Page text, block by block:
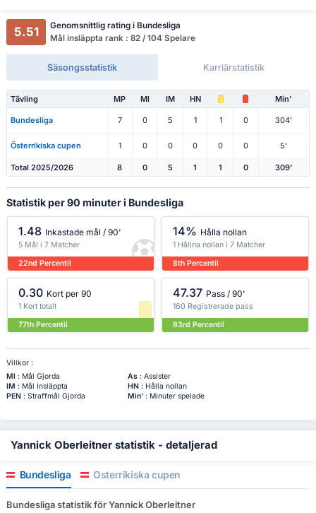
5.51
Genomsnittlig rating i Bundesliga
Mål insläppta rank : 82 / 104 Spelare
Säsongsstatistik Karriärstatistik
Tävling MP Ml IM HN Min'
Bundesliga 7 0 5 1 1 0 304'
Österrikiska cupen 1 0 0 0 0 0 5'
Total 2025/2026 8 0 5 1 1 0 309'
Statistik per 90 minuter i Bundesliga
1.48 Inkastade mål / 90'
5 Mål i 7 Matcher
22nd Percentil
14% Hålla nollan
1 Hållna nollan i 7 Matcher
8th Percentil
0.30 Kort per 90
1 Kort totalt
77th Percentil
47.37 Pass / 90'
160 Registrerade pass
83rd Percentil
Villkor :
Ml : Mål Gjorda As: Assister
IM : Mål Insläppta HN: Hålla nollan
PEN: Straffmål Gjorda Min': Minuter spelade
Yannick Oberleitner statistik - detaljerad
Bundesliga Österrikiska cupen
Bundesliga statistik för Yannick Oberleitner